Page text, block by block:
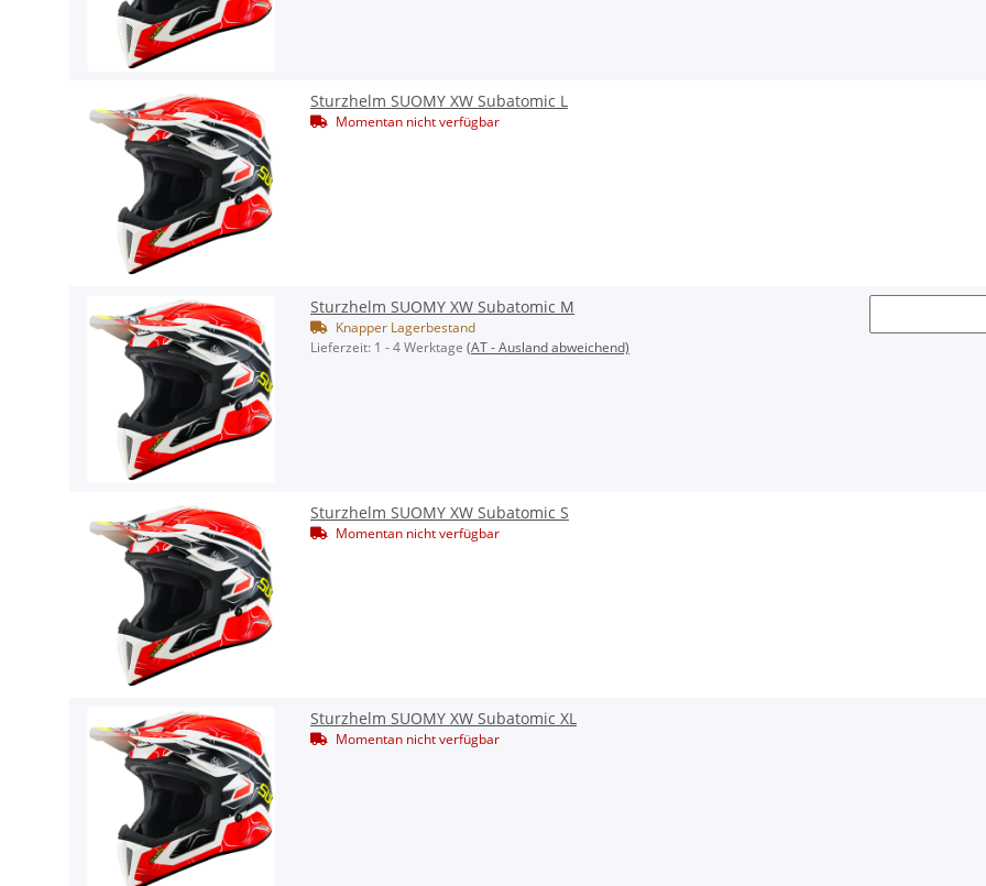
Sturzhelm SUOMY XW Subatomic L
Momentan nicht verfügbar
Sturzhelm SUOMY XW Subatomic M
Knapper Lagerbestand
Lieferzeit: 1 - 4 Werktage (AT - Ausland abweichend)
Sturzhelm SUOMY XW Subatomic S
Momentan nicht verfügbar
Sturzhelm SUOMY XW Subatomic XL
Momentan nicht verfügbar